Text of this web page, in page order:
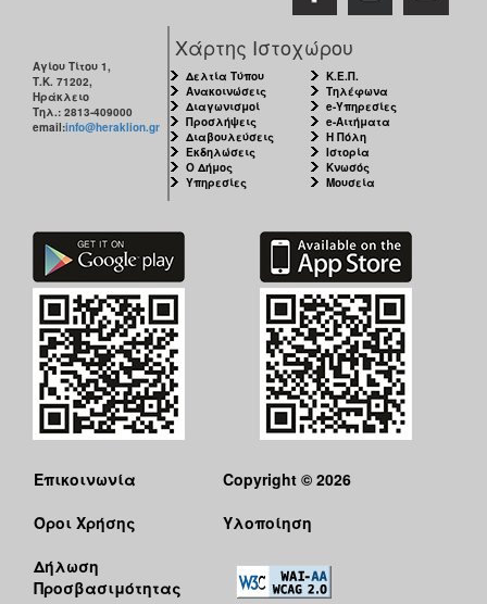
Αγίου Τίτου 1,
Τ.Κ. 71202,
Ηράκλειο
Τηλ.: 2813-409000
email:info@heraklion.gr
Χάρτης Ιστοχώρου
Δελτία Τύπου
Ανακοινώσεις
Διαγωνισμοί
Προσλήψεις
Διαβουλεύσεις
Εκδηλώσεις
Ο Δήμος
Υπηρεσίες
Κ.Ε.Π.
Τηλέφωνα
e-Υπηρεσίες
e-Αιτήματα
Η Πόλη
Ιστορία
Κνωσός
Μουσεία
Επικοινωνία
Όροι Χρήσης
Δήλωση
Προσβασιμότητας
Copyright © 2026
Υλοποίηση